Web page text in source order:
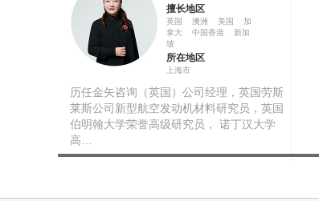
擅长地区
英国 澳洲 美国 加
拿大 中国香港 新加
坡
所在地区
上海市
历任金矢咨询（英国）公司经理，英国劳斯
莱斯公司新型航空发动机材料研究员，英国
伯明翰大学荣誉高级研究员， 诺丁汉大学
高…